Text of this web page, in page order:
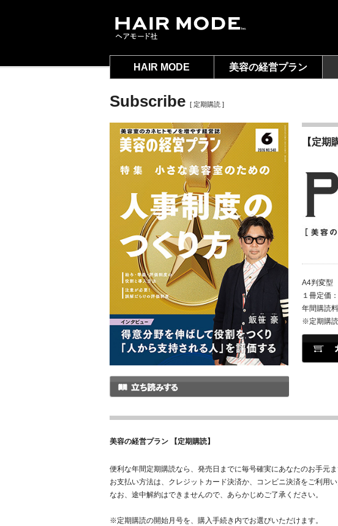
HAIR MODE 美容の経営プラン
Subscribe [ 定期購読 ]
【定期
A4判変型
１冊定価
年間購読
※定期購
美容の経営プラン 【定期購読】
便利な年間定期購読なら、発売日までに毎号確実にあなたのお手元ま
お支払い方法は、クレジットカード決済か、コンビニ決済をご利用い
なお、途中解約はできませんので、あらかじめご了承ください。
※定期購読の開始月号を、購入手続き内でお選びいただけます。